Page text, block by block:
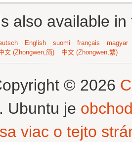
also available
English suomi français
magyar
文 (Zhongwen,简) 中文 (Zhongwen,繁)
© 2026
Ubuntu je
viac o tejto